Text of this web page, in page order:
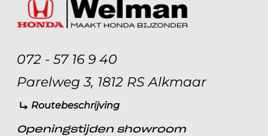
072 - 57 16 9 40
Parelweg 3, 1812 RS Alkmaar
Routebeschrijving
Openingstijden showroom